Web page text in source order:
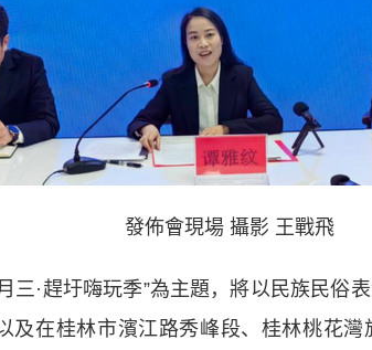
發佈會現場 攝影 王戰飛
·趕圩嗨玩季”為主題，將以民族民俗
及在桂林市濱江路秀峰段、桂林桃花灣